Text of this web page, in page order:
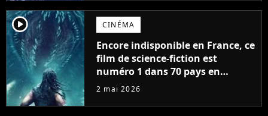
player2 CINÉMA
Encore indisponible en France, ce
film de science-fiction est
numéro 1 dans 70 pays en
streaming et met en scène un
2 mai 2026